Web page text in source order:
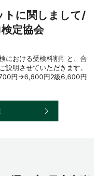
トに関しまして/
定協会
における受検料割引と、合
説明させていただきます。
円→6,600円2級6,600円